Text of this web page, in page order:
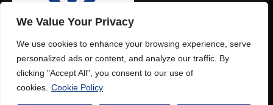
We Value Your Privacy
We use cookies to enhance your browsing experience, serve
personalized ads or content, and analyze our traffic. By
clicking "Accept All", you consent to our use of
cookies. Cookie Policy
0049 1626484175 (EN)
0049 1785782371 (DE)
info@vimaterial.de